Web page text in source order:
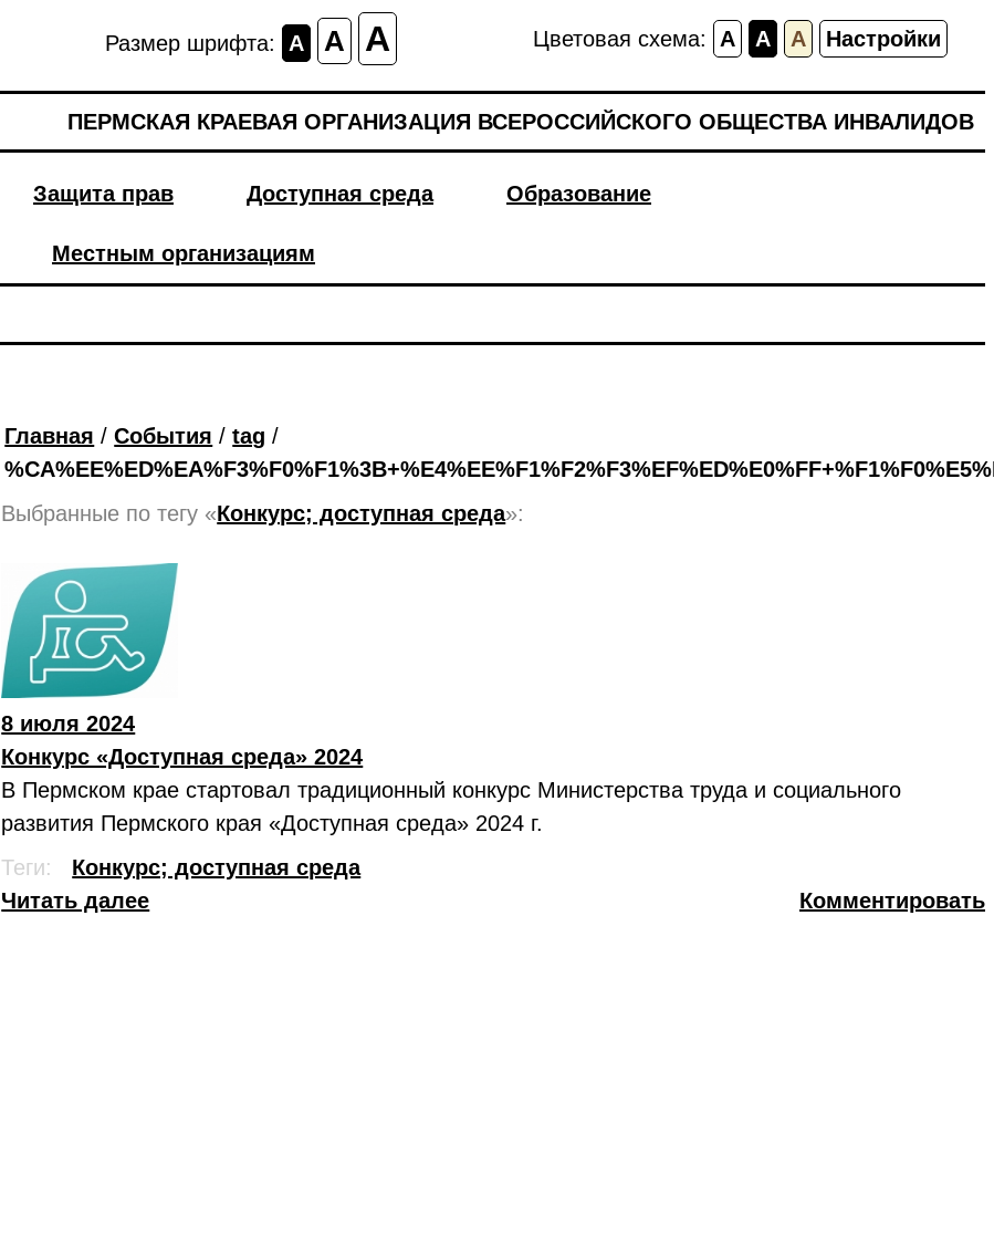
Размер шрифта: A A A Цветовая схема: A A A Настройки
ПЕРМСКАЯ КРАЕВАЯ ОРГАНИЗАЦИЯ ВСЕРОССИЙСКОГО ОБЩЕСТВА ИНВАЛИДОВ
Защита прав Доступная среда Образование
Местным организациям
Главная /События /tag /
Выбранные по тегу «Конкурс; доступная среда»:
8 июля 2024
Конкурс «Доступная среда» 2024
В Пермском крае стартовал традиционный конкурс Министерства труда и социального
развития Пермского края «Доступная среда» 2024 г.
Теги:
Конкурс; доступная среда
Читать далее
Комментировать